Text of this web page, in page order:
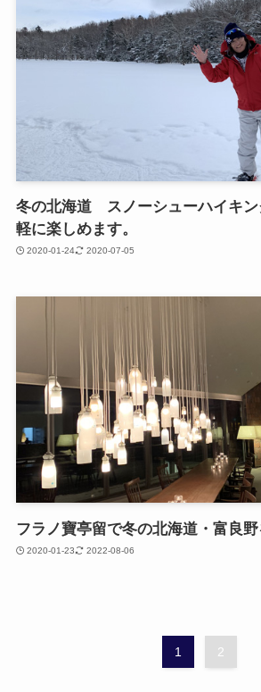
冬の北海道 スノーシューハイキン
軽に楽しめます。
2020-01-24 2020-07-05
フラノ寶亭留で冬の北海道・富良
2020-01-23 2022-08-06
1 2